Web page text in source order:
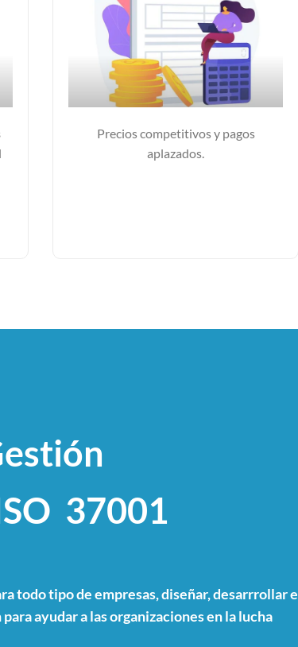
Precios competitivos y pagos
aplazados.
37001
todo tipo de empresas, diseñar, desarrrollar e
ayudar a las organizaciones en la lucha